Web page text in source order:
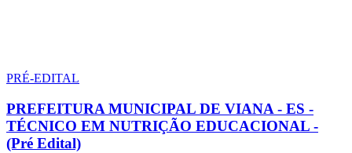
PRÉ-EDITAL
PREFEITURA MUNICIPAL DE VIANA - ES -
TÉCNICO EM NUTRIÇÃO EDUCACIONAL -
(Pré Edital)